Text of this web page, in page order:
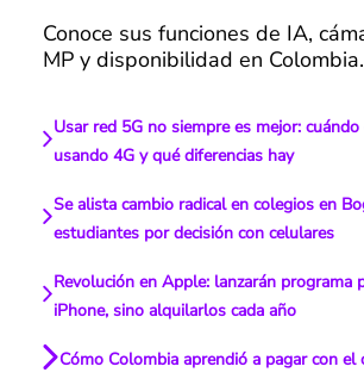
Conoce sus funciones de IA,
MP y disponibilidad en Colombia.
Usar red 5G no siempre es mejor:
usando 4G y qué diferencias hay
Se alista cambio radical en colegios en
estudiantes por decisión con celulares
Revolución en Apple: lanzarán programa
iPhone, sino alquilarlos cada año
Cómo Colombia aprendió a pagar con el